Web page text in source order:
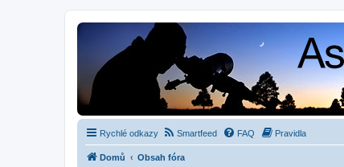
Rychlé odkazy Smartfeed FAQ Pravidla
Domů Obsah fóra